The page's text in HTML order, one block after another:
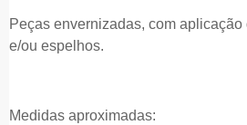
Peças envernizadas, com
e/ou espelhos.
Medidas aproximadas: